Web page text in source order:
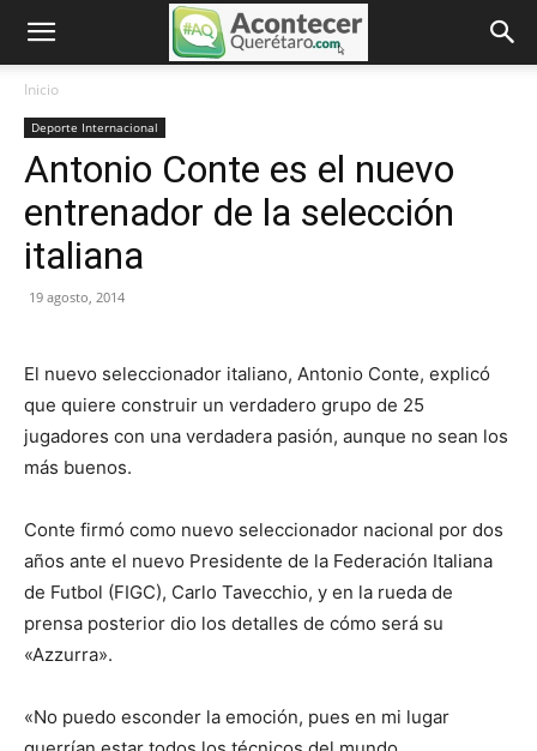
Inicio
Deporte Internacional
Antonio Conte es el nuevo
entrenador de la selección
italiana
19 agosto, 2014
El nuevo seleccionador italiano, Antonio Conte, explicó
que quiere construir un verdadero grupo de 25
jugadores con una verdadera pasión, aunque no sean los
más buenos.
Conte firmó como nuevo seleccionador nacional por dos
años ante el nuevo Presidente de la Federación Italiana
de Futbol (FIGC), Carlo Tavecchio, y en la rueda de
prensa posterior dio los detalles de cómo será su
«Azzurra».
«No puedo esconder la emoción, pues en mi lugar